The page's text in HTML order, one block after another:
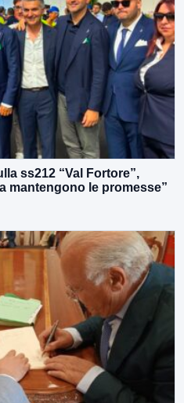
ss212 “Val Fortore”,
mantengono le promesse”